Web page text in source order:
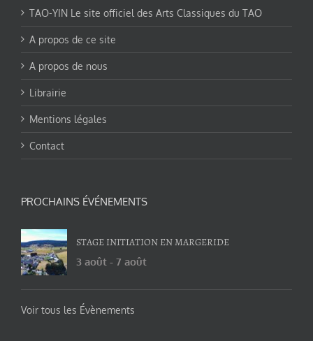
TAO-YIN Le site officiel des Arts Classiques du TAO
A propos de ce site
A propos de nous
Librairie
Mentions légales
Contact
PROCHAINS ÉVÉNEMENTS
STAGE INITIATION EN MARGERIDE
3 août - 7 août
Voir tous les Évènements